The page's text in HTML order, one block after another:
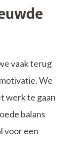
vaak terug
We
werk te gaan
balans
voor een